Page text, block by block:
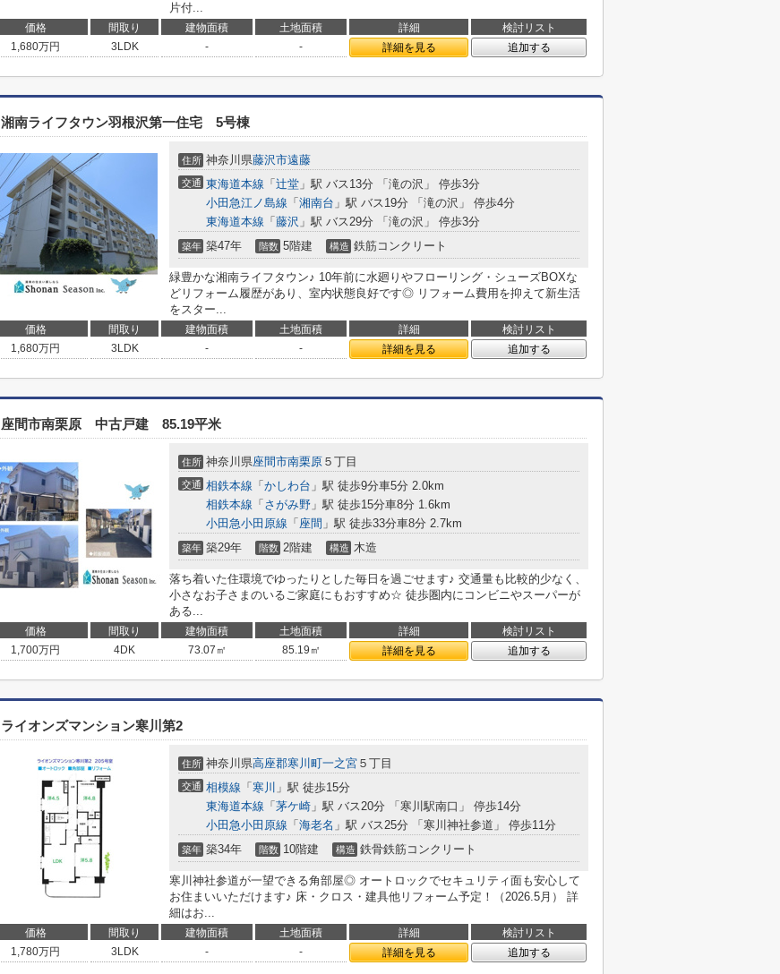
片付...
価格 間取り 建物面積 土地面積 詳細
検討リスト
1,680万円 3LDK - - 詳細を見る 追加する
湘南ライフタウン羽根沢第一住宅 5号棟
住所 神奈川県藤沢市遠藤
交通 東海道本線 「 辻堂 」駅 バス13分 「滝の沢」 停歩3分
小田急江ノ島線 「 湘南台 」駅 バス19分 「滝の沢」 停歩4分
東海道本線 「 藤沢 」駅 バス29分 「滝の沢」 停歩3分
築年 築47年 階数 5階建 構造 鉄筋コンクリート
緑豊かな湘南ライフタウン♪ 10年前に水廻りやフローリング・シューズBOXな
どリフォーム履歴があり、室内状態良好です◎ リフォーム費用を抑えて新生活
をスター...
価格 間取り 建物面積 土地面積 詳細
検討リスト
1,680万円 3LDK - - 詳細を見る 追加する
座間市南栗原 中古戸建 85.19平米
住所 神奈川県座間市南栗原 ５丁目
交通 相鉄本線 「 かしわ台 」駅 徒歩9分車5分 2.0km
相鉄本線 「 さがみ野 」駅 徒歩15分車8分 1.6km
小田急小田原線 「 座間 」駅 徒歩33分車8分 2.7km
築年 築29年 階数 2階建 構造 木造
落ち着いた住環境でゆったりとした毎日を過ごせます♪ 交通量も比較的少なく、
小さなお子さまのいるご家庭にもおすすめ☆ 徒歩圏内にコンビニやスーパーが
ある...
価格 間取り 建物面積 土地面積 詳細
検討リスト
1,700万円 4DK 73.07㎡ 85.19㎡ 詳細を見る 追加する
ライオンズマンション寒川第2
住所 神奈川県高座郡寒川町一之宮 ５丁目
交通 相模線 「 寒川 」駅 徒歩15分
東海道本線 「 茅ケ崎 」駅 バス20分 「寒川駅南口」 停歩14分
小田急小田原線 「 海老名 」駅 バス25分 「寒川神社参道」 停歩11分
築年 築34年 階数 10階建 構造 鉄骨鉄筋コンクリート
寒川神社参道が一望できる角部屋◎ オートロックでセキュリティ面も安心して
お住まいいただけます♪ 床・クロス・建具他リフォーム予定！（2026.5月） 詳
細はお...
価格 間取り 建物面積 土地面積 詳細
検討リスト
1,780万円 3LDK - - 詳細を見る 追加する